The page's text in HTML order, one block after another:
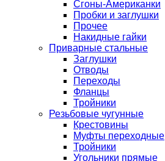
Сгоны-Американки
Пробки и заглушки
Прочее
Накидные гайки
Приварные стальные
Заглушки
Отводы
Переходы
Фланцы
Тройники
Резьбовые чугунные
Крестовины
Муфты переходные
Тройники
Угольники прямые